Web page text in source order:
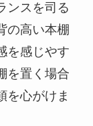
ンスを司る
の高い本棚
を感じやす
を置く場合
を心がけま